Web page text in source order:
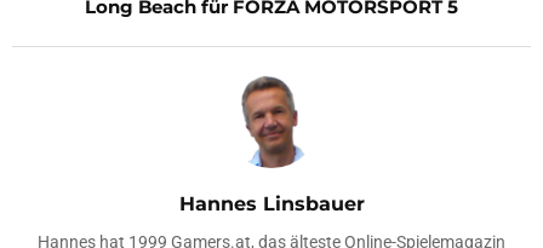
Long Beach für FORZA MOTORSPORT 5
Hannes Linsbauer
Hannes hat 1999 Gamers.at, das älteste Online-Spielemagazin